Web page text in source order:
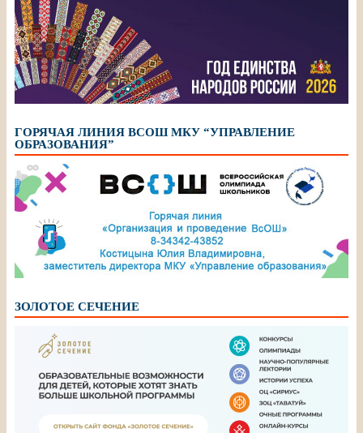
ГОРЯЧАЯ ЛИНИЯ ВСОШ МКУ “УПРАВЛЕНИЕ
ОБРАЗОВАНИЯ”
ЗОЛОТОЕ СЕЧЕНИЕ